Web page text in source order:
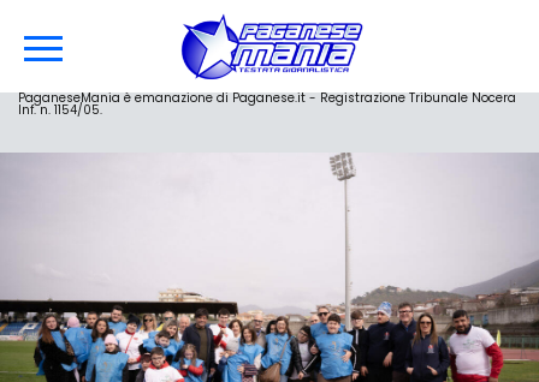
PaganeseMania è emanazione di Paganese.it - Registrazione Tribunale Nocera
Inf. n. 1154/05.